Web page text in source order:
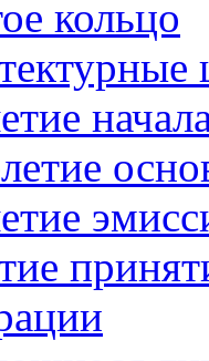
кольцо